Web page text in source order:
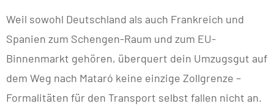
Weil sowohl Deutschland als auch Frankreich und
Spanien zum Schengen-Raum und zum EU-
Binnenmarkt gehören, überquert dein Umzugsgut auf
dem Weg nach Mataró keine einzige Zollgrenze –
Formalitäten für den Transport selbst fallen nicht an.